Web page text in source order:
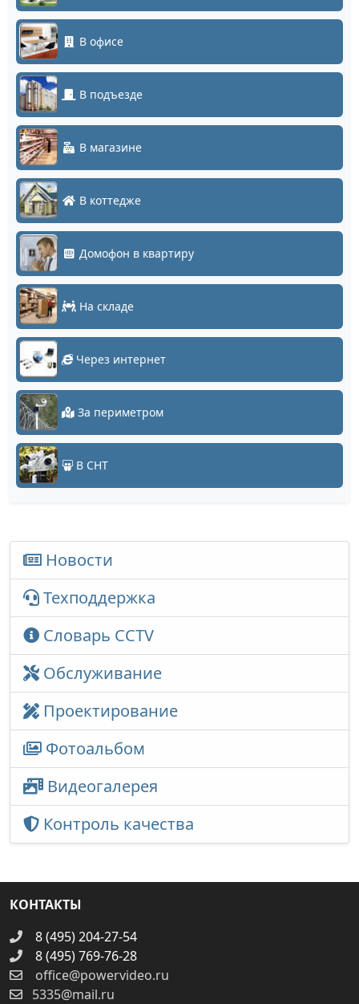
В офисе
В подъезде
В магазине
В коттедже
Домофон в квартиру
На складе
Через интернет
За периметром
В СНТ
Новости
Техподдержка
Словарь CCTV
Обслуживание
Проектирование
Фотоальбом
Видеогалерея
Контроль качества
КОНТАКТЫ
8 (495) 204-27-54
8 (495) 769-76-28
office@powervideo.ru
5335@mail.ru